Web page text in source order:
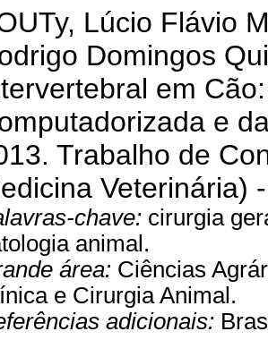
Lúcio Flávio
Domingos
em
e
Trabalho de
Veterinária)
chave: cirurgia
animal.
área: Ciências
e Cirurgia Animal.
adicionais: